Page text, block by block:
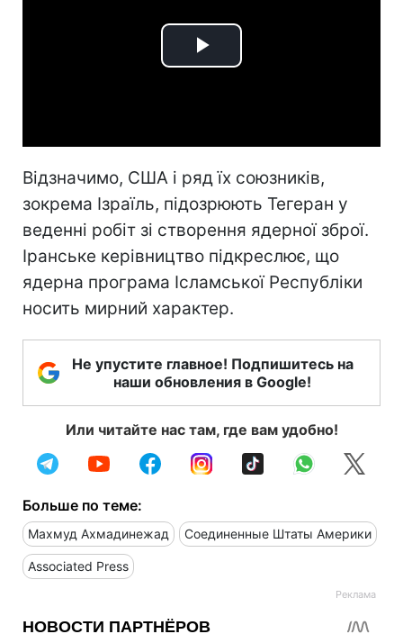
Play
Відзначимо, США і ряд їх союзників,
зокрема Ізраїль, підозрюють Тегеран у
веденні робіт зі створення ядерної зброї.
Іранське керівництво підкреслює, що
ядерна програма Ісламської Республіки
носить мирний характер.
Не упустите главное! Подпишитесь на
наши обновления в Google!
Или читайте нас там, где вам удобно!
Больше по теме:
Махмуд Ахмадинежад Соединенные Штаты Америки
Associated Press